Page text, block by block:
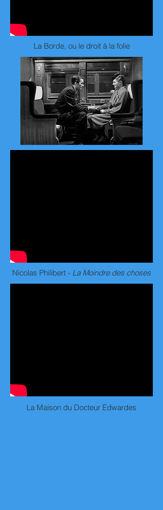
La Borde, ou le droit à la folie
Nicolas Philibert - La Moindre des choses
La Maison du Docteur Edwardes